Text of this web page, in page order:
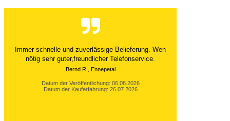
Der Versand ist immer innerhalb von 24 Stunden
abgewickelt. Grossartig. Ich liebe die 1kg
Alubeutel.
Datum der Veröffentlichung: 06.08.2026
Datum der Kauferfahrung: 27.07.2026